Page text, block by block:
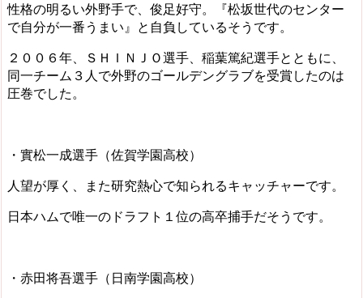
性格の明るい外野手で、俊足好守。『松坂世代のセンター
で自分が一番うまい』と自負しているそうです。
２００６年、ＳＨＩＮＪＯ選手、稲葉篤紀選手とともに、
同一チーム３人で外野のゴールデングラブを受賞したのは
圧巻でした。
・實松一成選手（佐賀学園高校）
人望が厚く、また研究熱心で知られるキャッチャーです。
日本ハムで唯一のドラフト１位の高卒捕手だそうです。
・赤田将吾選手（日南学園高校）